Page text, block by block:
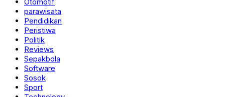
parawisata
Pendidikan
Peristiwa
Politik
Reviews
Sepakbola
Software
Sosok
Sport